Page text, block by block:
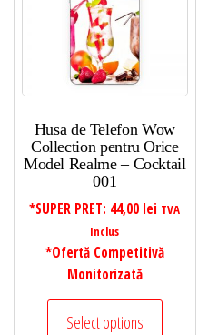
Husa de Telefon Wow
Collection pentru Orice
Model Realme – Cocktail
001
*SUPER PRET: 44,00 lei TVA
Inclus
*Ofertă Competitivă
Monitorizată
Select options